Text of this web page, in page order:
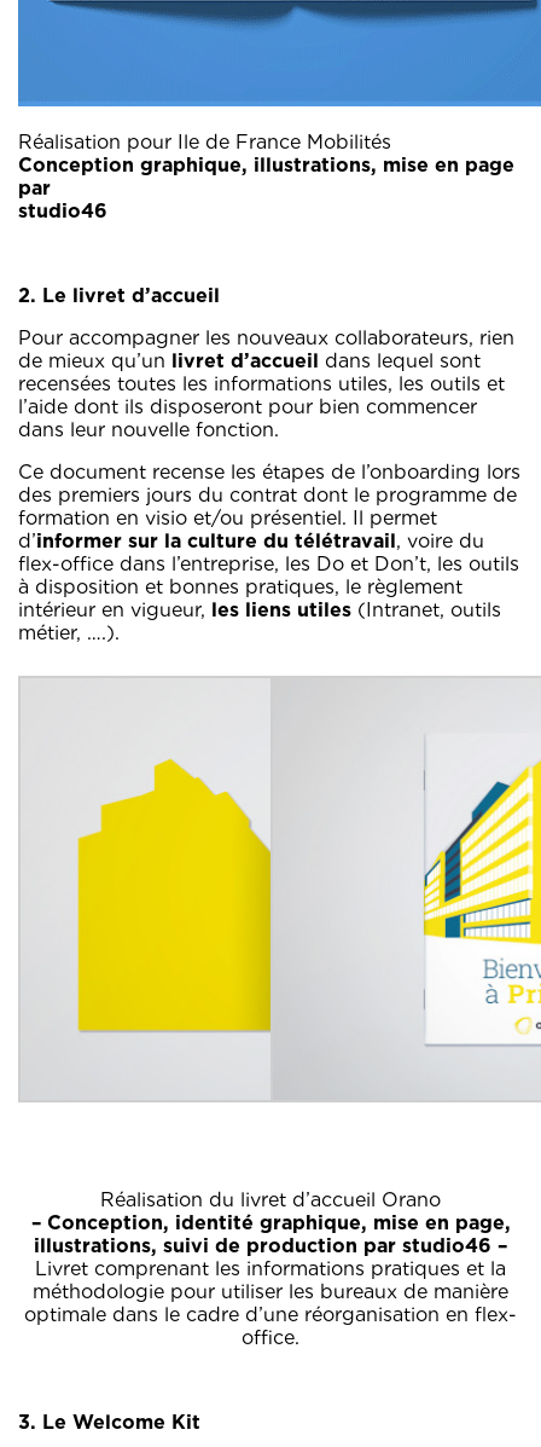
Réalisation pour Ile de France Mobilités
Conception graphique, illustrations, mise en page
par
2. Le livret d’accueil
Pour accompagner les nouveaux collaborateurs, rien
de mieux qu’un livret d’accueil dans lequel sont
recensées toutes les informations utiles, les outils et
l’aide dont ils disposeront pour bien commencer
dans leur nouvelle fonction.
Ce document recense les étapes de l’onboarding lors
des premiers jours du contrat dont le programme de
formation en visio et/ou présentiel. Il permet
d’informer sur la culture du télétravail, voire du
flex-office dans l’entreprise, les Do et Don’t, les outils
à disposition et bonnes pratiques, le règlement
intérieur en vigueur, les liens utiles (Intranet, outils
métier, ….).
Réalisation du livret d’accueil Orano
– Conception, identité graphique, mise en page,
illustrations, suivi de production par studio46 –
Livret comprenant les informations pratiques et la
méthodologie pour utiliser les bureaux de manière
optimale dans le cadre d’une réorganisation en flex-
office.
3. Le Welcome Kit